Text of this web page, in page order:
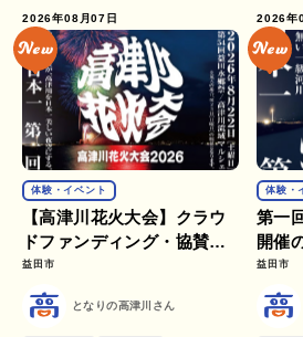
2026年08月07日
体験・イベント
【高津川花火大会】クラウ
ドファンディング・協賛・
ボランティア募集のお知ら
せ
益田市
となりの高津川さん
2026年
体験・
第一
開催
益田市